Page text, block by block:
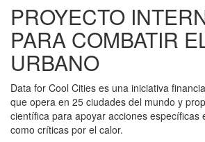
PROYECTO
PARA COMBATIR
URBANO
Data for Cool Cities es una iniciativa
que opera en 25 ciudades del mundo y
científica para apoyar acciones específicas
como críticas por el calor.